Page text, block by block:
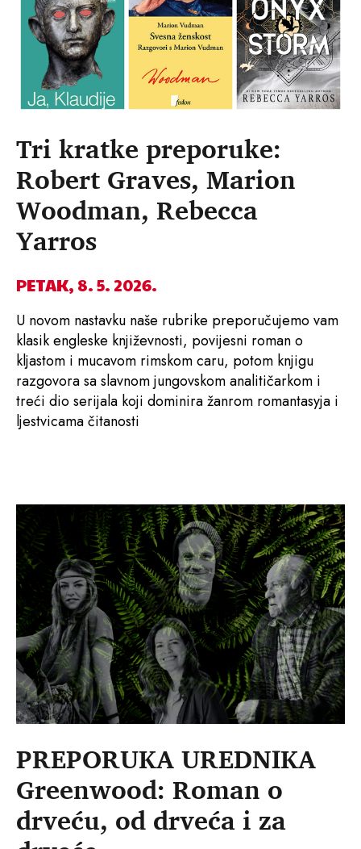
Tri kratke preporuke:
Robert Graves, Marion
Woodman, Rebecca
Yarros
PETAK, 8. 5. 2026.
U novom nastavku naše rubrike preporučujemo vam
klasik engleske književnosti, povijesni roman o
kljastom i mucavom rimskom caru, potom knjigu
razgovora sa slavnom jungovskom analitičarkom i
treći dio serijala koji dominira žanrom romantasyja i
ljestvicama čitanosti
PREPORUKA UREDNIKA
Greenwood: Roman o
drveću, od drveća i za